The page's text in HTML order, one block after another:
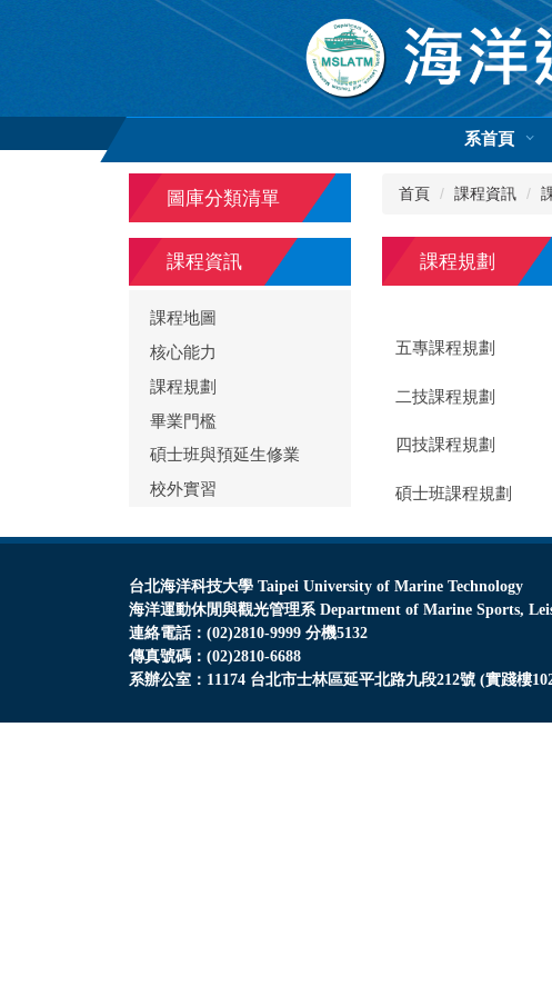
區
系首頁
圖庫分類清單
課程資訊
課程地圖
核心能力
課程規劃
畢業門檻
碩士班與預延生修業
校外實習
首頁 課程資訊
課程規劃
五專課程規劃
二技課程規劃
四技課程規劃
碩士班課程規劃
台北海洋科技大學 Taipei University of Marine Technology
海洋運動休閒與觀光管理系 Department of Marine Sports,
連絡電話：(02)2810-9999 分機5132
傳真號碼：(02)2810-6688
系辦公室：11174 台北市士林區延平北路九段212號 (實踐樓